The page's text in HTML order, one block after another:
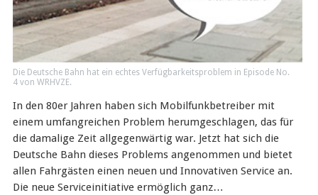
Die Deutsche Bahn hat ein echtes Verfügbarkeitsproblem in Episode No.
4 von WRHVZE.
In den 80er Jahren haben sich Mobilfunkbetreiber mit
einem umfangreichen Problem herumgeschlagen, das für
die damalige Zeit allgegenwärtig war. Jetzt hat sich die
Deutsche Bahn dieses Problems angenommen und bietet
allen Fahrgästen einen neuen und Innovativen Service an.
Die neue Serviceinitiative ermöglich ganz…